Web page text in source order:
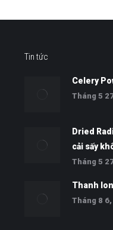
Tin tức
Celery
Tháng 5
Dried
cải sấy
Tháng 5
Thanh
Tháng 8